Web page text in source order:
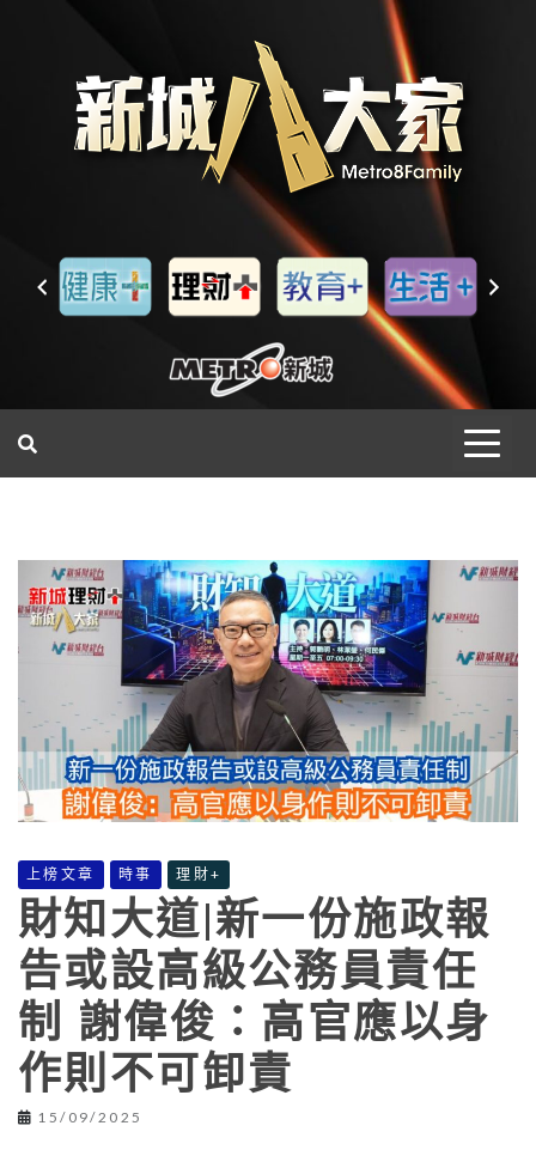
上榜文章 時事 理財+
財知大道|新一份施政報
告或設高級公務員責任
制 謝偉俊：高官應以身
作則不可卸責
15/09/2025